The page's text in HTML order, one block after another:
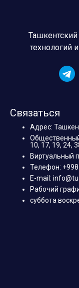
технологий
Связаться
Адрес:
10, 17, 19, 24,
Виртуальный
Телефон:
E-mail:
Рабочий
суббота